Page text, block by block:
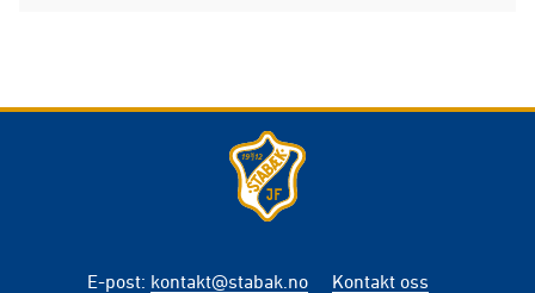
E-post: kontakt@stabak.no Kontakt oss